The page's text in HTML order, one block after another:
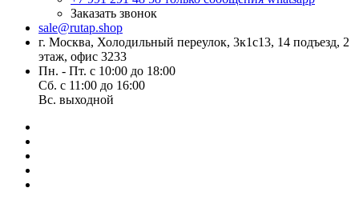
Заказать звонок
sale@rutap.shop
г. Москва, Холодильный переулок, 3к1с13, 14 подъезд, 2
этаж, офис 3233
Пн. - Пт. с 10:00 до 18:00
Сб. с 11:00 до 16:00
Вс. выходной